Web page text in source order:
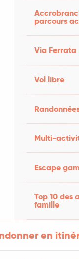
parcours
Via Ferrata
Vol libre
Multi-
Escape
Top 10 des
famille
en